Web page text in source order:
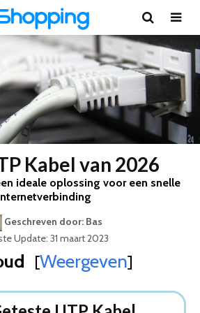
Kabel van 2026
ideale oplossing voor een snelle
Geschreven door: Bas
Update: 31 maart 2023
[Weergeven]